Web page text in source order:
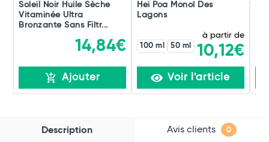
Soleil Noir Huile Sèche
Vitaminée Ultra
Bronzante Sans Filtr...
14,84€
Ajouter
Hei Poa Monoï Des
Lagons
100 ml 50 ml
à partir de
10,12€
Voir l'article
Description Avis clients 0